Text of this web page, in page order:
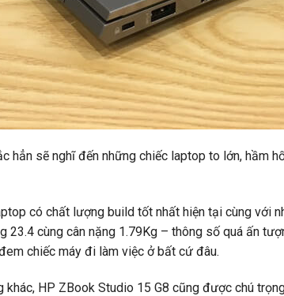
hẳn sẽ nghĩ đến những chiếc laptop to lớn, hầm
có chất lượng build tốt nhất hiện tại cùng với
23.4 cùng cân nặng 1.79Kg – thông số quá ấn
chiếc máy đi làm việc ở bất cứ đâu.
HP ZBook Studio 15 G8 cũng được chú